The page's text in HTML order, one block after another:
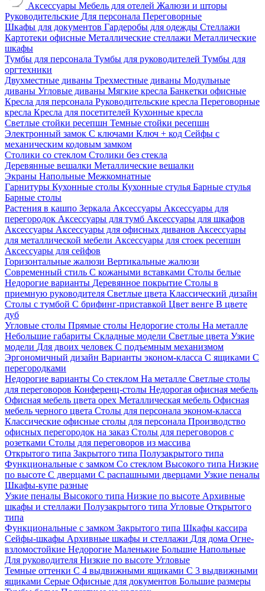
Аксессуары Мебель для отелей Жалюзи и шторы
Руководительские Для персонала Переговорные
Шкафы для документов Гардеробы для одежды Стеллажи
Картотеки офисные Металлические стеллажи Металлические
шкафы
Тумбы для персонала Тумбы для руководителей Тумбы для
оргтехники
Двухместные диваны Трехместные диваны Модульные
диваны Угловые диваны Мягкие кресла Банкетки офисные
Кресла для персонала Руководительские кресла Переговорные
кресла Кресла для посетителей Кухонные кресла
Светлые стойки ресепшн Темные стойки ресепшн
Электронный замок С ключами Ключ + код Сейфы с
механическим кодовым замком
Столики со стеклом Столики без стекла
Деревянные вешалки Металлические вешалки
Экраны Напольные Межкомнатные
Гарнитуры Кухонные столы Кухонные стулья Барные стулья
Барные столы
Растения в кашпо Зеркала Аксессуары Аксессуары для
перегородок Аксессуары для тумб Аксессуары для шкафов
Аксессуары Аксессуары для офисных диванов Аксессуары
для металлической мебели Аксессуары для стоек ресепшн
Аксессуары для сейфов
Горизонтальные жалюзи Вертикальные жалюзи
Современный стиль С кожаными вставками Столы белые
Недорогие варианты Деревянное покрытие Столы в
приемную руководителя Светлые цвета Классический дизайн
Столы с тумбой С брифинг-приставкой Цвет венге В цвете
дуб
Угловые столы Прямые столы Недорогие столы На металле
Небольшие габариты Складные модели Светлые цвета Узкие
модели Для двоих человек С подъемным механизмом
Эргономичный дизайн Варианты эконом-класса С ящиками С
перегородками
Недорогие варианты Со стеклом На металле Светлые столы
для переговоров Конференц-столы Недорогая офисная мебель
Офисная мебель цвета орех Металлическая мебель Офисная
мебель черного цвета Столы для персонала эконом-класса
Классические офисные столы для персонала Производство
офисных перегородок на заказ Столы для переговоров с
розетками Столы для переговоров из массива
Открытого типа Закрытого типа Полузакрытого типа
Функциональные с замком Со стеклом Высокого типа Низкие
по высоте С дверцами С распашными дверцами Узкие пеналы
Шкафы-купе разные
Узкие пеналы Высокого типа Низкие по высоте Архивные
шкафы и стеллажи Полузакрытого типа Угловые Открытого
типа
Функциональные с замком Закрытого типа Шкафы кассира
Сейфы-шкафы Архивные шкафы и стеллажи Для дома Огне-
взломостойкие Недорогие Маленькие Большие Напольные
Для руководителя Низкие по высоте Угловые
Темные оттенки С 4 выдвижными ящиками С 3 выдвижными
ящиками Серые Офисные для документов Большие размеры